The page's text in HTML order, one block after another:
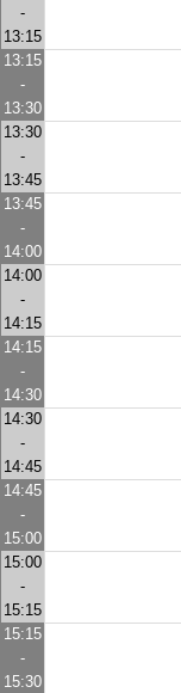
-
13:15
13:15
-
13:30
13:30
-
13:45
13:45
-
14:00
14:00
-
14:15
14:15
-
14:30
14:30
-
14:45
14:45
-
15:00
15:00
-
15:15
15:15
-
15:30